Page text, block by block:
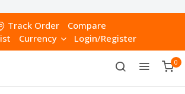
Track Order
Compare
Currency Login/Register
0